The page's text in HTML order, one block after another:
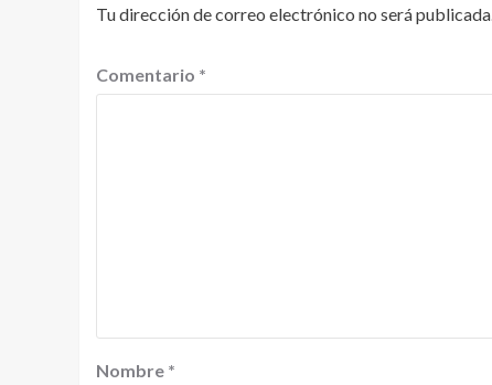
Tu dirección de correo electrónico no será publicada.
Comentario *
Nombre *